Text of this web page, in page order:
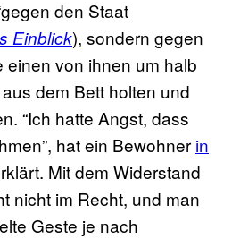
den Staat
Einblick), sondern gegen
einen von ihnen um halb
dem Bett holten und
“Ich hatte Angst, dass
hat ein Bewohner in
Mit dem Widerstand
nicht im Recht, und man
Geste je nach